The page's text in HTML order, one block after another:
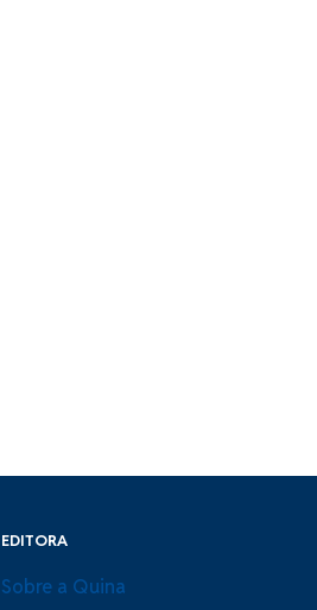
EDITORA
Sobre a Quina